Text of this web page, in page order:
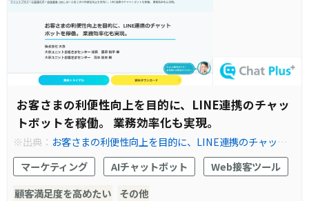
お客さまの利便性向上を目的に、LINE連携のチャッ
トボットを稼働。 業務効率化も実現。
※出典： お客さまの利便性向上を目的に、LINE連携のチャット
ボットを稼働。 業務効率化も実現。導入事例 チャットプラス |
ChatPlus
マーケティング AIチャットボット
Web接客ツール
顧客満足度を高めたい
その他